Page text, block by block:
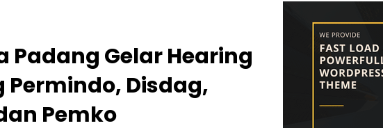
Padang Gelar Hearing
Permindo, Disdag,
Pemko